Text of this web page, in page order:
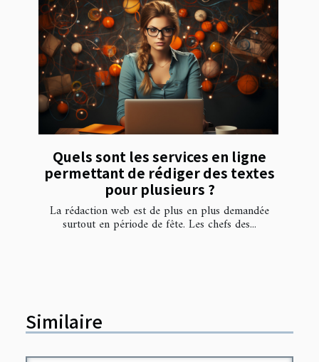
Quels sont les services en ligne
permettant de rédiger des textes
pour plusieurs ?
La rédaction web est de plus en plus demandée
surtout en période de fête. Les chefs des...
Similaire